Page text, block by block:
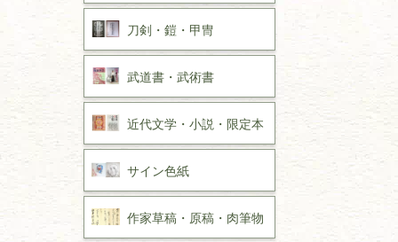
刀剣・ 鎧・ 甲冑
武道書・ 武術書
近代文学・ 小説・限定本
サイン色紙
作家草稿・原稿・ 肉筆物